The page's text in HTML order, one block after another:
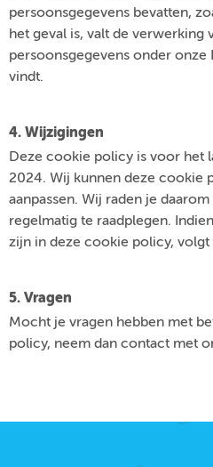
persoonsgegevens bevatten,
het geval is, valt de verwerking
persoonsgegevens onder onze
vindt.
4. Wijzigingen
Deze cookie policy is voor het
2024. Wij kunnen deze cookie
aanpassen. Wij raden je
regelmatig te raadplegen.
zijn in deze cookie policy,
5. Vragen
Mocht je vragen hebben met
policy, neem dan contact met